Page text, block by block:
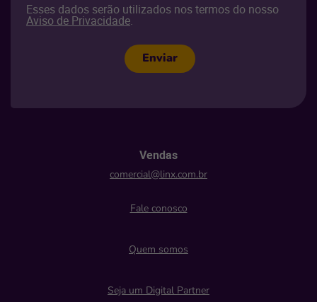
Esses dados serão utilizados nos termos do nosso
Aviso de Privacidade.
Enviar
Vendas
comercial@linx.com.br
Fale conosco
Quem somos
Seja um Digital Partner